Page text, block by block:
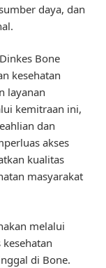
daya, dan
Bone
kesehatan
layanan
kemitraan ini,
dan
akses
kualitas
masyarakat
melalui
di Bone.